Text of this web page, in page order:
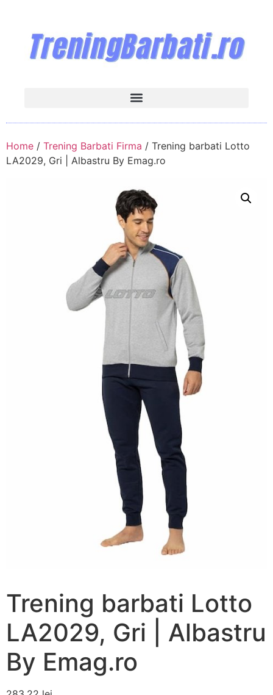
Home / Trening Barbati Firma / Trening barbati Lotto
LA2029, Gri | Albastru By Emag.ro
Trening barbati Lotto
LA2029, Gri | Albastru
By Emag.ro